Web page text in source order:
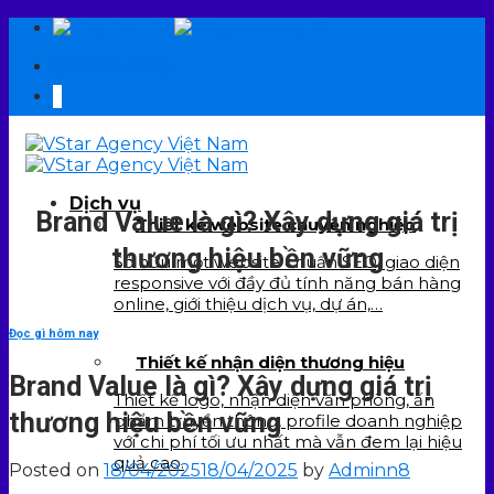
Skip
content
Dịch vụ
Thiết kế website chuyên nghiệp
Sở hữu một website chuẩn SEO, giao diện
responsive với đầy đủ tính năng bán hàng
online, giới thiệu dịch vụ, dự án,…
Thiết kế nhận diện thương hiệu
Thiết kế logo, nhận diện văn phòng, ấn
phẩm truyền thông, profile doanh nghiệp
với chi phí tối ưu nhất mà vẫn đem lại hiệu
quả cao.
Brand Value là gì? Xây dựng giá trị
thương hiệu bền vững
Đọc gì hôm nay
Brand Value là gì? Xây dựng giá trị
thương hiệu bền vững
Posted on 18/04/202518/04/2025 by Adminn8